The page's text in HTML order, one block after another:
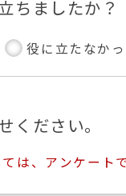
ちましたか？
役に立たなか
ください。
は、アンケート